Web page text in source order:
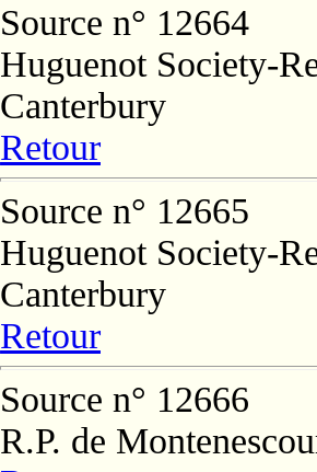
Source n° 12664
Huguenot Society-
Canterbury
Retour
Source n° 12665
Huguenot Society-
Canterbury
Retour
Source n° 12666
R.P. de